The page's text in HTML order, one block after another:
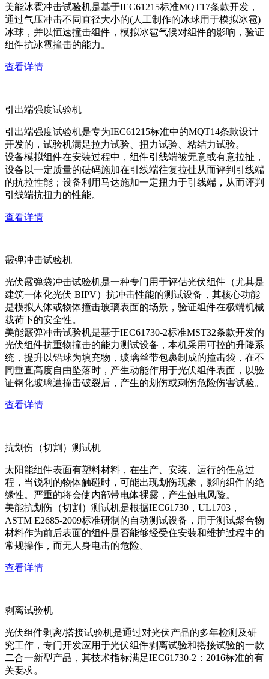
美能冰雹冲击试验机是基于IEC61215标准MQT17条款开发，
通过气压冲击不同直径大小的(人工制作的冰球用于模拟冰雹)
冰球，并以恒速撞击组件，模拟冰雹气候对组件的影响，验证
组件抗冰雹撞击的能力。
查看详情
引出端强度试验机
引出端强度试验机是专为IEC61215标准中的MQT14条款设计
开发的，试验机满足拉力试验、扭力试验、粘结力试验。
设备模拟组件在安装过程中，组件引线端被无意或有意拉扯，
设备以一定质量的砝码施加在引线端往复拉扯从而评判引线端
的抗拉性能；设备利用马达施加一定扭力于引线端，从而评判
引线端抗扭力的性能。
查看详情
霰弹冲击试验机
光伏霰弹袋冲击试验机是一种专门用于评估光伏组件（尤其是
建筑一体化光伏 BIPV）抗冲击性能的测试设备，其核心功能
是模拟人体或物体撞击玻璃表面的场景，验证组件在极端机械
载荷下的安全性。
美能霰弹冲击试验机是基于IEC61730-2标准MST32条款开发的
光伏组件抗重物撞击的能力测试设备，本机采用可控的升降系
统，提升以铅球为填充物，玻璃丝带包裹制成的撞击袋，在不
同垂直高度自由坠落时，产生动能作用于光伏组件表面，以验
证钢化玻璃遭撞击破裂后，产生的划伤或刺伤危险伤害试验。
查看详情
抗划伤（切割）测试机
太阳能组件表面有塑料材料，在生产、安装、运行的任意过
程，当锐利的物体触碰时，可能出现划伤现象，影响组件的绝
缘性。严重的将会使内部带电体裸露，产生触电风险。
美能抗划伤（切割）测试机是根据IEC61730，UL1703，
ASTM E2685-2009标准研制的自动测试设备，用于测试聚合物
材料作为前后表面的组件是否能够经受住安装和维护过程中的
常规操作，而无人身电击的危险。
查看详情
剥离试验机
光伏组件剥离/搭接试验机是通过对光伏产品的多年检测及研
究工作，专门开发应用于光伏组件剥离试验和搭接试验的一款
二合一新型产品，其技术指标满足IEC61730-2：2016标准的有
关要求。